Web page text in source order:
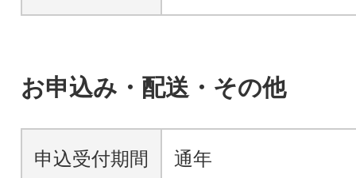
お申込み・配送・その他
申込受付期間 通年